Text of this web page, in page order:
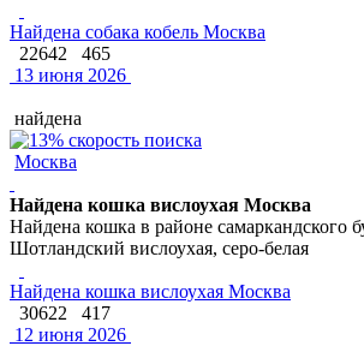
Найдена собака кобель Москва
22642
465
13 июня 2026
найдена
Москва
Найдена кошка вислоухая Москва
Найдена кошка в районе самаркандского
Шотландский вислоухая, серо-белая
Найдена кошка вислоухая Москва
30622
417
12 июня 2026